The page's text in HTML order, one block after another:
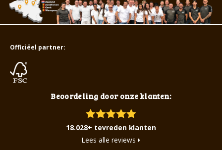
Beoordeling door onze klanten:
18.028+ tevreden klanten
Lees alle reviews
Officiëel partner: